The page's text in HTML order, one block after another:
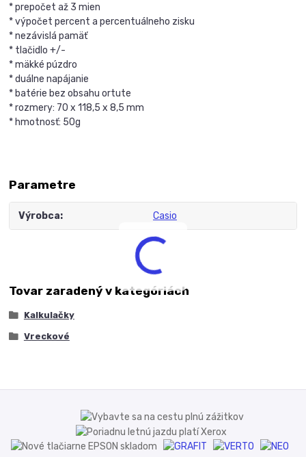
* prepočet až 3 mien
* výpočet percent a percentuálneho zisku
* nezávislá pamäť
* tlačidlo +/-
* mäkké púzdro
* duálne napájanie
* batérie bez obsahu ortute
* rozmery: 70 x 118,5 x 8,5 mm
* hmotnosť: 50g
Parametre
Výrobca Casio
Tovar zaradený v kategóriách
Kalkulačky
Vreckové